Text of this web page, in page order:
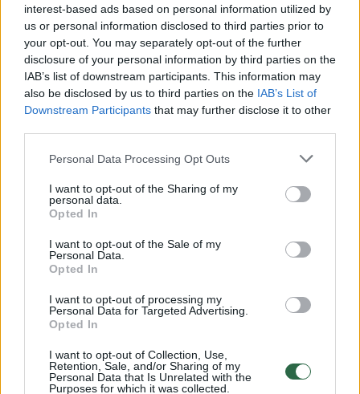
interest-based ads based on personal information utilized by
us or personal information disclosed to third parties prior to
your opt-out. You may separately opt-out of the further
disclosure of your personal information by third parties on the
IAB’s list of downstream participants. This information may
also be disclosed by us to third parties on the IAB’s List of
Downstream Participants that may further disclose it to other
Personal Data Processing Opt Outs
I want to opt-out of the Sharing of my
personal data.
Opted In
I want to opt-out of the Sale of my
Personal Data.
Opted In
I want to opt-out of processing my
Personal Data for Targeted Advertising.
Opted In
I want to opt-out of Collection, Use,
Retention, Sale, and/or Sharing of my
Personal Data that Is Unrelated with the
Purposes for which it was collected.
baudžiamojo proceso pažeidimų. Todėl
kasacinis skundas buvo atmestas, o
ankstesnių instancijų teismų sprendimai
palikti nepakeisti.
Ikiteisminį tyrimą organizavo ir jam vadovavo
Šiaulių apygardos prokuratūros Organizuotų
nusikaltimų ir korupcijos tyrimo skyriaus
prokuroras. Tyrimą atliko Specialiųjų tyrimų
teisės taikymo klaidų ar esminių proceso
pažeidimų nepadarė.
Kasatoriaus argumentas, kad dėl pranešimo